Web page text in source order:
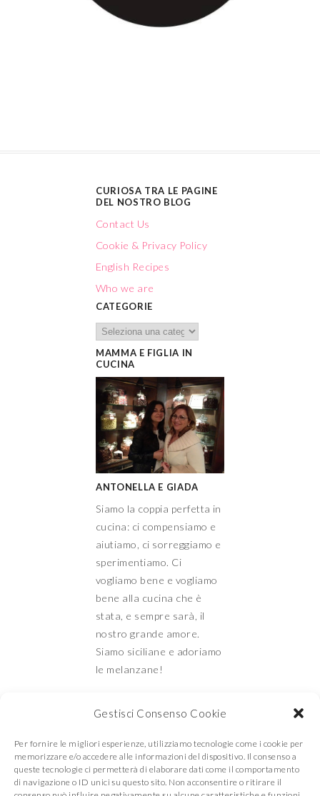
Gestisci Consenso Cookie
Per fornire le migliori esperienze, utilizziamo tecnologie come i cookie per
memorizzare e/o accedere alle informazioni del dispositivo. Il consenso a
queste tecnologie ci permetterà di elaborare dati come il comportamento
di navigazione o ID unici su questo sito. Non acconsentire o ritirare il
CURIOSA TRA LE PAGINE
DEL NOSTRO BLOG
Contact Us
Cookie & Privacy Policy
English Recipes
Who we are
CATEGORIE
MAMMA E FIGLIA IN
CUCINA
ANTONELLA E GIADA
Siamo la coppia perfetta in
cucina: ci compensiamo e
aiutiamo, ci sorreggiamo e
sperimentiamo. Ci
vogliamo bene e vogliamo
bene alla cucina che è
stata, e sempre sarà, il
nostro grande amore.
Siamo siciliane e adoriamo
le melanzane!
Mamma e Figlia in